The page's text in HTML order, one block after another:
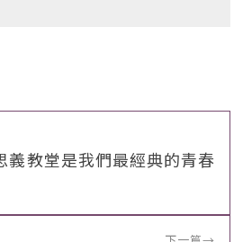
義教堂是我們最經典的青春